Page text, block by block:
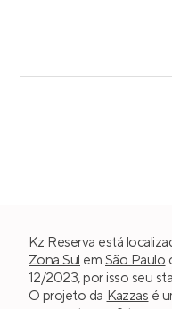
Kz Reserva está
Zona Sul em São Paulo
12/2023, por isso seu
O projeto da Kazzas é